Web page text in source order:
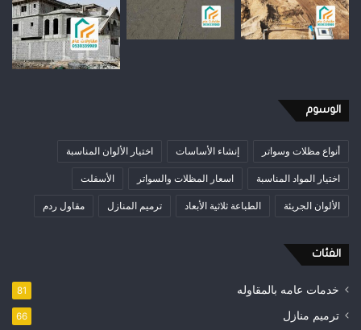
الوسوم
أنواع مظلات وسواتر إنشاء الأساسات اختيار الألوان المناسبة
اختيار المواد المناسبة اسعار المظلات والسواتر الأسفلت
الألوان الجريئة الطباعة ثلاثية الأبعاد ترميم المنازل مقاول ردم
الفئات
خدمات عامه بالمقاوله 81
ترميم منازل 66